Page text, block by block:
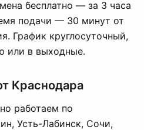
бесплатно — за 3 часа
подачи — 30 минут от
График круглосуточный,
или в выходные.
Краснодара
работаем по
Усть-Лабинск, Сочи,